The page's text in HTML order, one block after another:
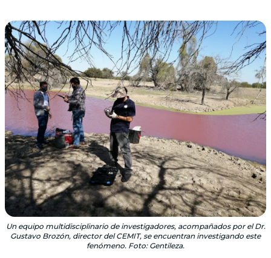
Un equipo multidisciplinario de investigadores, acompañados por el Dr.
Gustavo Brozón, director del CEMIT, se encuentran investigando este
fenómeno. Foto: Gentileza.